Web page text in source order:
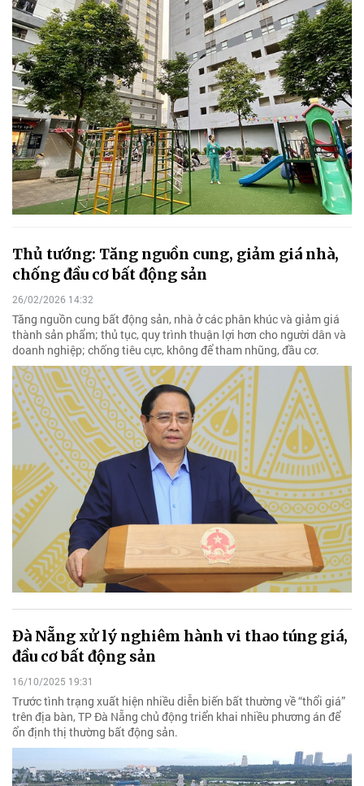
Thủ tướng: Tăng nguồn cung, giảm giá nhà,
chống đầu cơ bất động sản
26/02/2026 14:32
Tăng nguồn cung bất động sản, nhà ở các phân khúc và giảm giá
thành sản phẩm; thủ tục, quy trình thuận lợi hơn cho người dân và
doanh nghiệp; chống tiêu cực, không để tham nhũng, đầu cơ.
Đà Nẵng xử lý nghiêm hành vi thao túng giá,
đầu cơ bất động sản
16/10/2025 19:31
Trước tình trạng xuất hiện nhiều diễn biến bất thường về “thổi giá”
trên địa bàn, TP Đà Nẵng chủ động triển khai nhiều phương án để
ổn định thị thường bất động sản.